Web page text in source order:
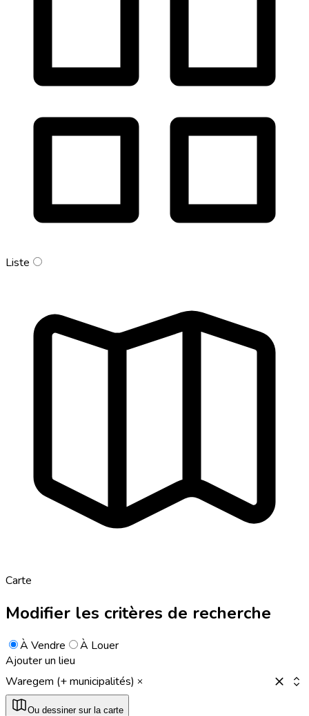
Liste
Carte
Modifier les critères de recherche
À Vendre
À Louer
Ajouter un lieu
Waregem (+ municipalités)
Ou dessiner sur la carte